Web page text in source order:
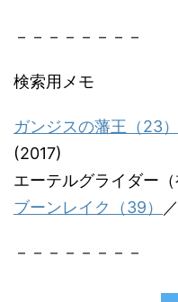
－－－－－－－－
検索用メモ
ガンジスの藩王（23）
(2017)
エーテルグライダー
ブーンレイク（39）
－－－－－－－－